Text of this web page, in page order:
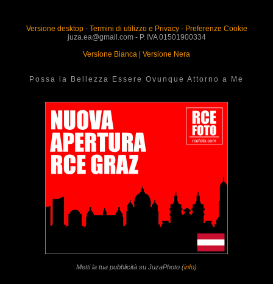
Versione desktop- Termini di utilizzo e Privacy- Preferenze Cookie
juza.ea@gmail.com - P. IVA 01501900334
Versione Bianca
Versione Nera
Possa la Bellezza Essere Ovunque Attorno a Me
Metti la tua pubblicità su JuzaPhoto (info)